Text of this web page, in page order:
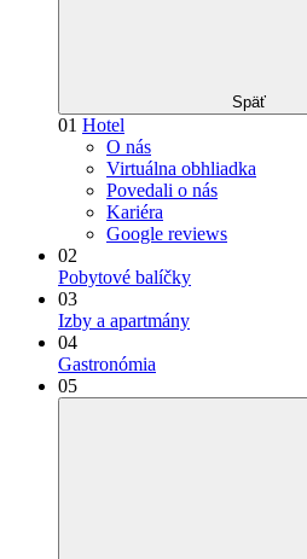
Späť
01 Hotel
O nás
Virtuálna obhliadka
Povedali o nás
Kariéra
Google reviews
02
Pobytové balíčky
03
Izby a apartmány
04
Gastronómia
05